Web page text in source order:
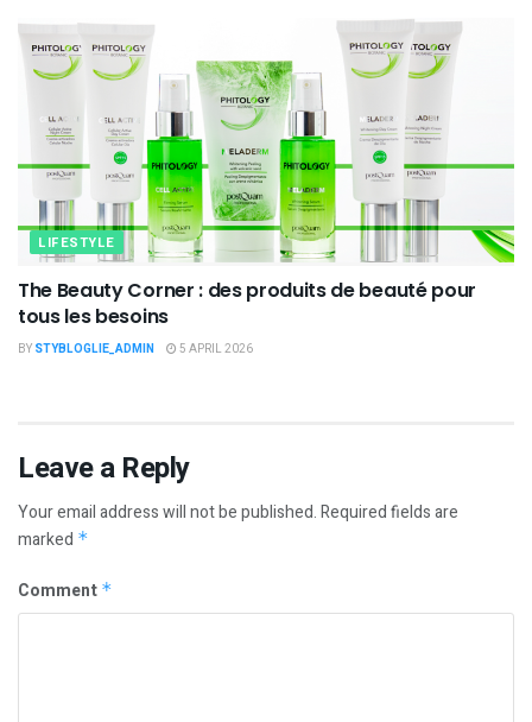
LIFESTYLE
The Beauty Corner : des produits de beauté pour
tous les besoins
BY STYBLOGLIE_ADMIN 5 APRIL 2026
Leave a Reply
Your email address will not be published.Required fields are
marked *
Comment *